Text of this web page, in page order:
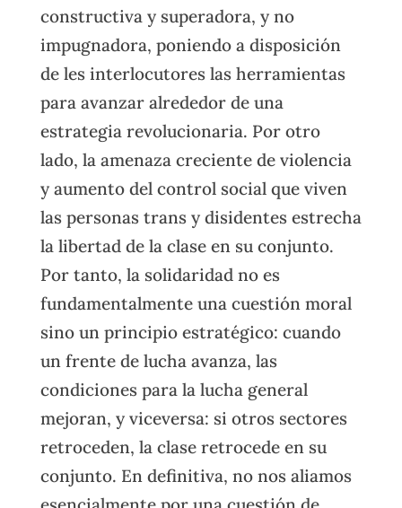
constructiva y superadora, y no
impugnadora, poniendo a disposición
de les interlocutores las herramientas
para avanzar alrededor de una
estrategia revolucionaria. Por otro
lado, la amenaza creciente de violencia
y aumento del control social que viven
las personas trans y disidentes estrecha
la libertad de la clase en su conjunto.
Por tanto, la solidaridad no es
fundamentalmente una cuestión moral
sino un principio estratégico: cuando
un frente de lucha avanza, las
condiciones para la lucha general
mejoran, y viceversa: si otros sectores
retroceden, la clase retrocede en su
conjunto. En definitiva, no nos aliamos